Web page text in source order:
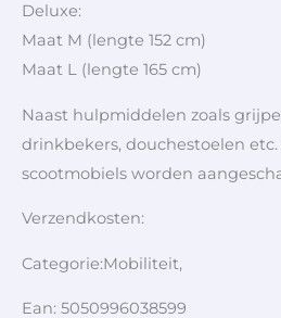
Deluxe:
Maat M (lengte 152 cm)
Maat L (lengte 165 cm)
Naast hulpmiddelen zoals
drinkbekers, douchestoelen
scootmobiels worden
Verzendkosten:
Categorie:Mobiliteit,
Ean: 5050996038599